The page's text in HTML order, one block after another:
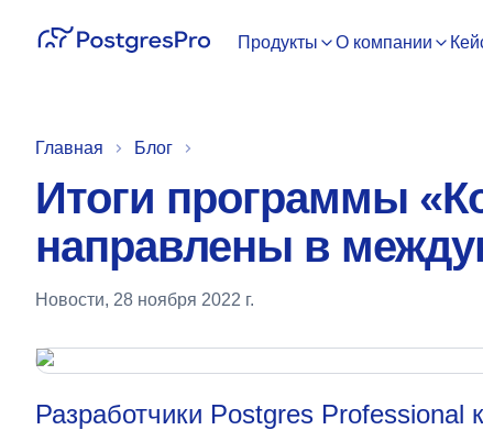
Продукты О компании
Главная Блог
Итоги программы
направлены в
Новости, 28 ноября 2022 г.
Разработчики Postgres